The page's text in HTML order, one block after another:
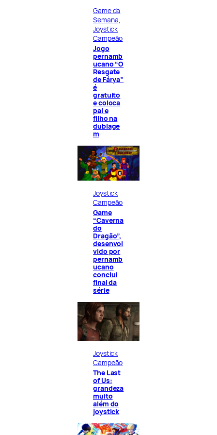
Game da
Semana
Joystick
Campeão
Jogo
pernamb
ucano “O
Resgate
de Fárya”
é
gratuito
e coloca
pai e
filho na
dublage
m
Joystick
Campeão
Game
“Caverna
do
Dragão”,
desenvol
vido por
pernamb
ucano
conclui
final da
série
Joystick
Campeão
The Last
of Us:
grandeza
muito
além do
joystick